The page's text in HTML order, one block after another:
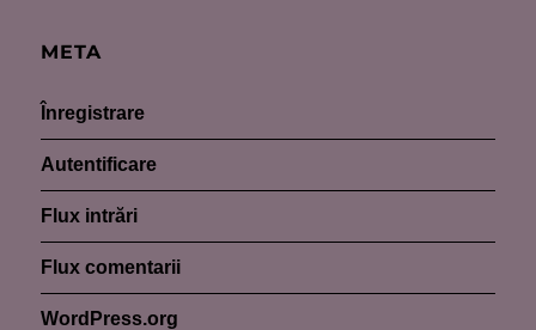
META
Înregistrare
Autentificare
Flux intrări
Flux comentarii
WordPress.org